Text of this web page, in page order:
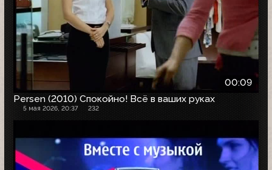
00:09
Persen (2010) Спокойно! Всё в ваших руках
5 мая 2026, 20:37 232